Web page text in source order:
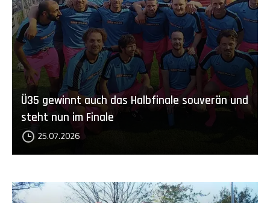
Ü35 gewinnt auch das Halbfinale souverän und
steht nun im Finale
25.07.2026